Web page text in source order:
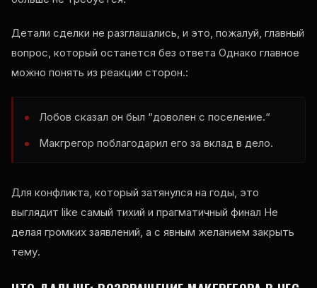
Детали сделки не разглашались, и это, пожалуй, главный
вопрос, который останется без ответа Однако главное
можно понять из реакции сторон.:
Лобов сказал он был “доволен с поселение.“
Макгрегор поблагодарил его за вклад в дело.
Для конфликта, который затянулся на годы, это
выглядит like самый тихий и прагматичный финал Не
делая громких заявлений, а с явным желанием закрыть
тему.